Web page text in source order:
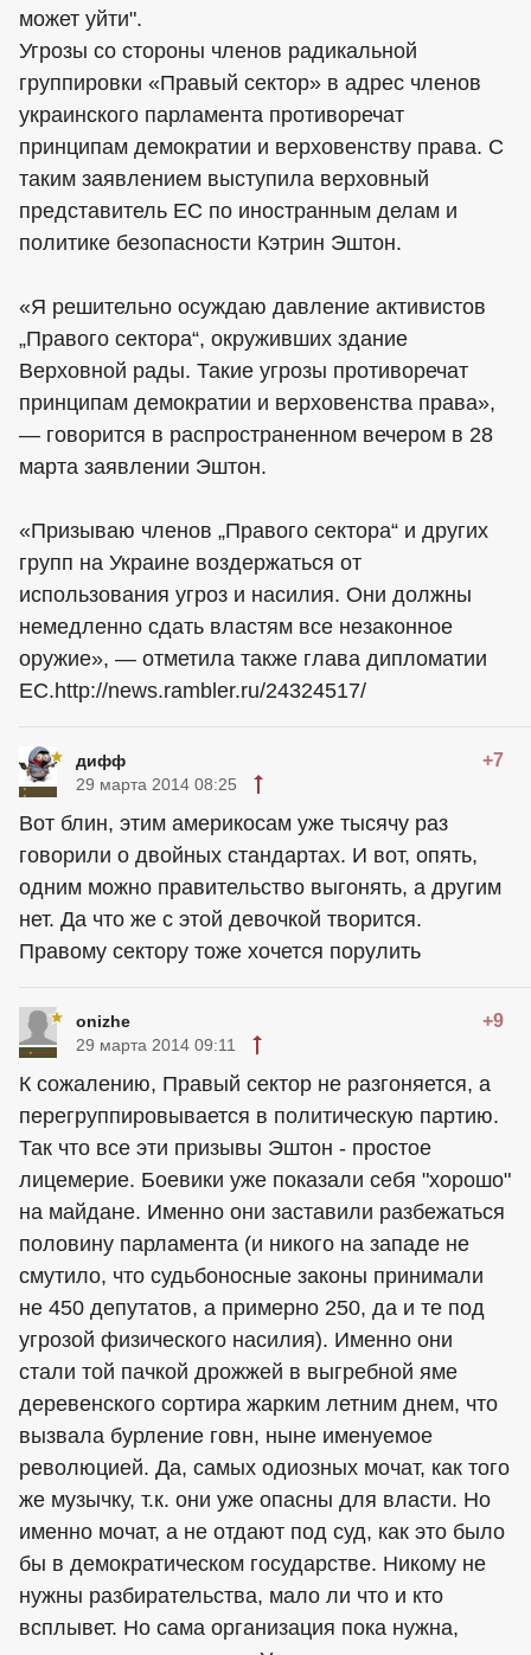
может уйти".
Угрозы со стороны членов радикальной
группировки «Правый сектор» в адрес членов
украинского парламента противоречат
принципам демократии и верховенству права. С
таким заявлением выступила верховный
представитель ЕС по иностранным делам и
политике безопасности Кэтрин Эштон.
«Я решительно осуждаю давление активистов
„Правого сектора“, окруживших здание
Верховной рады. Такие угрозы противоречат
принципам демократии и верховенства права»,
— говорится в распространенном вечером в 28
марта заявлении Эштон.
«Призываю членов „Правого сектора“ и других
групп на Украине воздержаться от
использования угроз и насилия. Они должны
немедленно сдать властям все незаконное
оружие», — отметила также глава дипломатии
ЕС.http://news.rambler.ru/24324517/
дифф +7
29 марта 2014 08:25
Вот блин, этим америкосам уже тысячу раз
говорили о двойных стандартах. И вот, опять,
одним можно правительство выгонять, а другим
нет. Да что же с этой девочкой творится.
Правому сектору тоже хочется порулить
onizhe +9
29 марта 2014 09:11
К сожалению, Правый сектор не разгоняется, а
перегруппировывается в политическую партию.
Так что все эти призывы Эштон - простое
лицемерие. Боевики уже показали себя "хорошо"
на майдане. Именно они заставили разбежаться
половину парламента (и никого на западе не
смутило, что судьбоносные законы принимали
не 450 депутатов, а примерно 250, да и те под
угрозой физического насилия). Именно они
стали той пачкой дрожжей в выгребной яме
деревенского сортира жарким летним днем, что
вызвала бурление говн, ныне именуемое
революцией. Да, самых одиозных мочат, как того
же музычку, т.к. они уже опасны для власти. Но
именно мочат, а не отдают под суд, как это было
бы в демократическом государстве. Никому не
нужны разбирательства, мало ли что и кто
всплывет. Но сама организация пока нужна,